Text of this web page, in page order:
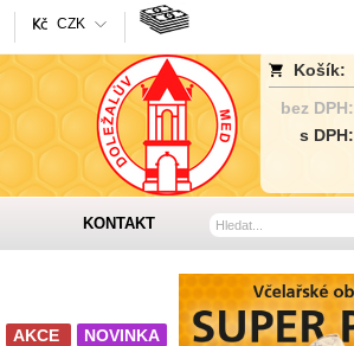
CZK
Košík:
bez DPH:
s DPH:
KONTAKT
NOVINKA
AKCE